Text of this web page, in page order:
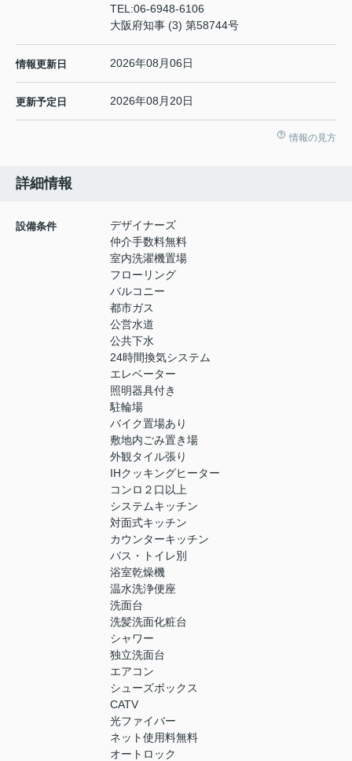
TEL:06-6948-6106
大阪府知事 (3) 第58744号
情報更新日 2026年08月06日
更新予定日 2026年08月20日
情報の見方
詳細情報
設備条件
デザイナーズ
仲介手数料無料
室内洗濯機置場
フローリング
バルコニー
都市ガス
公営水道
公共下水
24時間換気システム
エレベーター
照明器具付き
駐輪場
バイク置場あり
敷地内ごみ置き場
外観タイル張り
IHクッキングヒーター
コンロ２口以上
システムキッチン
対面式キッチン
カウンターキッチン
バス・トイレ別
浴室乾燥機
温水洗浄便座
洗面台
洗髪洗面化粧台
シャワー
独立洗面台
エアコン
シューズボックス
CATV
光ファイバー
ネット使用料無料
オートロック